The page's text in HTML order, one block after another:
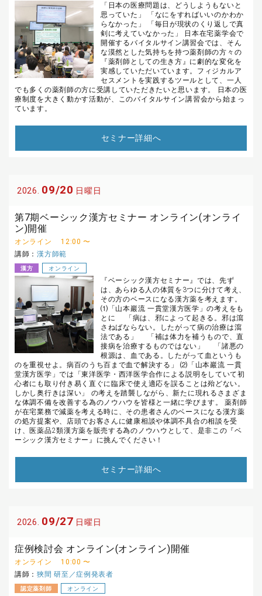
「日本の医療問題は、どうしようもないと
思っていた」 「なにをすればいいのかわか
らなかった」 「毎日が現状のくり返しで真
剣に考えていなかった」 日本在宅薬学会で
開催するバイタルサイン講習会では、そん
な漠然とした気持ちを持つ薬剤師の方々の
『薬剤師としての生き方』に劇的な変化を
実感していただいています。フィジカルア
セスメントを実践するツールとして、一人
でも多くの薬剤師の方に受講していただきたいと思います。 日本の医
療制度を大きく動かす活動が、このバイタルサイン講習会から始まっ
ています。
セミナー詳細へ
2026. 09/20 日曜日
第7期ベーシック漢方セミナー オンライン(オンライ
ン)開催
オンライン
12:00 〜
講師：漢方師範
漢方 オンライン
『ベーシック漢方セミナー』では、先ず
は、あらゆる人の体質を3つに分けて考え、
その方のベースになる漢方薬を考えます。
⑴「山本巖流 一貫堂漢方医学」の考えをも
とに 「病は、邪によって起きる。邪は瀉
さねばならない。したがって病の治療は瀉
法である」 「補は体力を補うもので、直
接病を治療するものではない」 「諸悪の
根源は、血である。したがって血というも
のを重視せよ。病百のうち百まで血で解決する」 ⑵「山本巖流 一貫
堂漢方医学」では「東洋医学・西洋医学合作による説明をしていて初
心者にも取り付き易く直ぐに臨床で使え適応を誤ることは殆どない。
しかし奥行きは深い」 の考えを踏襲しながら、新たに現れるさまざま
な体調不備を改善する為のノウハウを皆様と一緒に学びます。 薬剤師
が在宅業務で減薬を考える時に、その患者さんのベースになる漢方薬
の処方提案や、店頭でお客さんに健康相談や体調不具合の相談を受
け、医薬品2類漢方薬を販売する為のノウハウとして、是非この『ベ
ーシック漢方セミナー』に挑んでください！
セミナー詳細へ
2026. 09/27 日曜日
症例検討会 オンライン(オンライン)開催
オンライン
10:00 〜
講師：狹間 研至／症例発表者
認定薬剤師 オンライン